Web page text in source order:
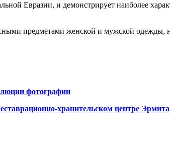
Евразии, и демонстрирует наиболее
предметами женской и мужской
фотографии
хранительском центре